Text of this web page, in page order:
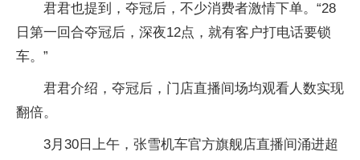
君君也提到，夺冠后，不少消费者激情下单。“28
日第一回合夺冠后，深夜12点，就有客户打电话要锁
车。”
君君介绍，夺冠后，门店直播间场均观看人数实现
翻倍。
3月30日上午，张雪机车官方旗舰店直播间涌进超